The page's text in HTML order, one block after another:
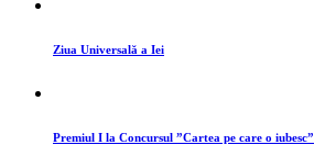
Ziua Universală a Iei
Premiul I la Concursul ”Cartea pe care o iubesc”